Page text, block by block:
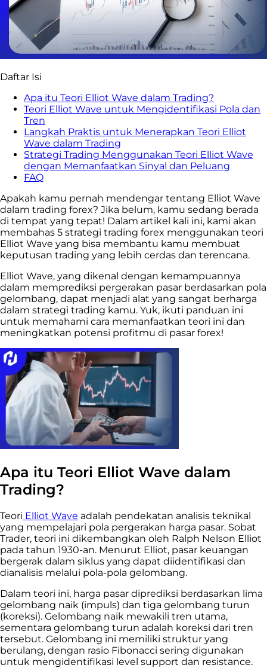
Daftar Isi
Apa itu Teori Elliot Wave dalam Trading?
Teori Elliot Wave untuk Mengidentifikasi Pola dan
Tren
Langkah Praktis untuk Menerapkan Teori Elliot
Wave dalam Trading
Strategi Trading Menggunakan Teori Elliot Wave
dengan Memanfaatkan Sinyal dan Peluang
FAQ
Apakah kamu pernah mendengar tentang Elliot Wave
dalam trading forex? Jika belum, kamu sedang berada
di tempat yang tepat! Dalam artikel kali ini, kami akan
membahas 5 strategi trading forex menggunakan teori
Elliot Wave yang bisa membantu kamu membuat
keputusan trading yang lebih cerdas dan terencana.
Elliot Wave, yang dikenal dengan kemampuannya
dalam memprediksi pergerakan pasar berdasarkan pola
gelombang, dapat menjadi alat yang sangat berharga
dalam strategi trading kamu. Yuk, ikuti panduan ini
untuk memahami cara memanfaatkan teori ini dan
meningkatkan potensi profitmu di pasar forex!
Apa itu Teori Elliot Wave dalam
Trading?
Teori Elliot Wave adalah pendekatan analisis teknikal
yang mempelajari pola pergerakan harga pasar. Sobat
Trader, teori ini dikembangkan oleh Ralph Nelson Elliot
pada tahun 1930-an. Menurut Elliot, pasar keuangan
bergerak dalam siklus yang dapat diidentifikasi dan
dianalisis melalui pola-pola gelombang.
Dalam teori ini, harga pasar diprediksi berdasarkan lima
gelombang naik (impuls) dan tiga gelombang turun
(koreksi). Gelombang naik mewakili tren utama,
sementara gelombang turun adalah koreksi dari tren
tersebut. Gelombang ini memiliki struktur yang
berulang, dengan rasio Fibonacci sering digunakan
untuk mengidentifikasi level support dan resistance.